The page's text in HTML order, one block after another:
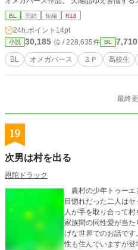
BL 完結 短編 R18
24h.ポイント 14pt
小説 30,185 位 / 228,635件 BL 7,710
BL オメガバース ３Ｐ 高校生
最終
19
次男は村を出る
恩陀ドラック
農村の少年トゥーエ
目惚れだった二人は
人が手を取り合って村を出て
家族間の同性愛が当
げな世界でのお話で
性も住んでいますが